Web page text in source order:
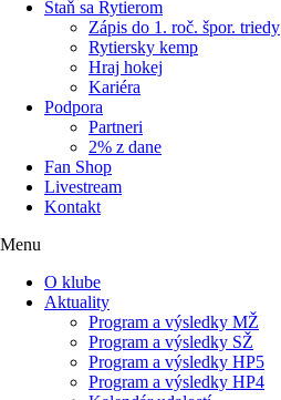
Staň sa Rytierom
Zápis do 1. roč. špor. triedy
Rytiersky kemp
Hraj hokej
Kariéra
Podpora
Partneri
2% z dane
Fan Shop
Livestream
Kontakt
Menu
O klube
Aktuality
Program a výsledky MŽ
Program a výsledky SŽ
Program a výsledky HP5
Program a výsledky HP4